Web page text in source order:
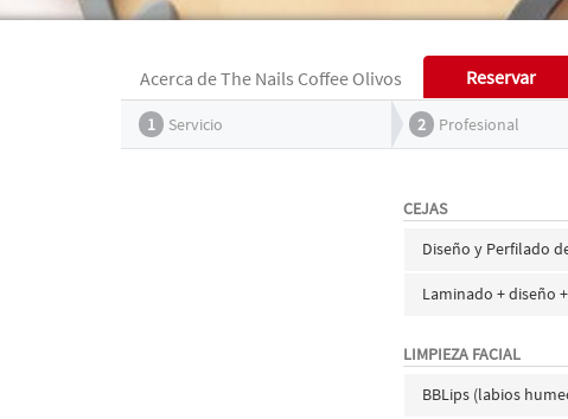
Acerca de The Nails Coffee Olivos Reservar
1 Servicio 2 Profesional
CEJAS
Diseño y Perfilado
Laminado + diseño
LIMPIEZA FACIAL
BBLips (labios